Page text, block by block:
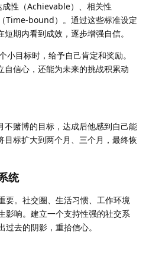
成性（Achievable）、相关性
Time-bound）。通过这些标准设定
期内看到成效，逐步增强自信。
小目标时，给予自己肯定和奖励。
自信心，还能为未来的挑战积累动
不赌博的目标，达成后他感到自己能
目标扩大到两个月、三个月，最终恢
统
要。社交圈、生活习惯、工作环境
影响。建立一个支持性强的社交系
去的阴影，重拾信心。